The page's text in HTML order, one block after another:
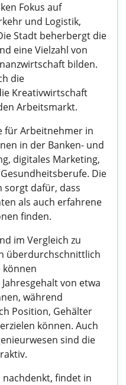
Fokus auf
und Logistik,
Stadt beherbergt die
eine Vielzahl von
bilden.
die
Kreativwirtschaft
Arbeitsmarkt.
für Arbeitnehmer in
in der Banken- und
digitales Marketing,
Die
sorgt dafür, dass
als auch erfahrene
finden.
im Vergleich zu
überdurchschnittlich
können
von etwa
während
Position, Gehälter
können. Auch
sind die
nachdenkt, findet in